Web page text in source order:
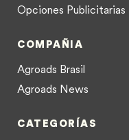
Opciones Publicitarias
COMPAÑIA
Agroads Brasil
Agroads News
CATEGORÍAS